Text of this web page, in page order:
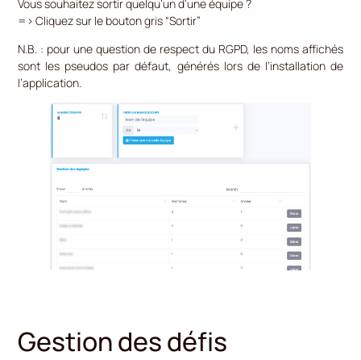
Vous souhaitez sortir quelqu’un d’une équipe ?
=> Cliquez sur le bouton gris “Sortir”
N.B. : pour une question de respect du RGPD, les noms affichés
sont les pseudos par défaut, générés lors de l’installation de
l’application.
Gestion des défis